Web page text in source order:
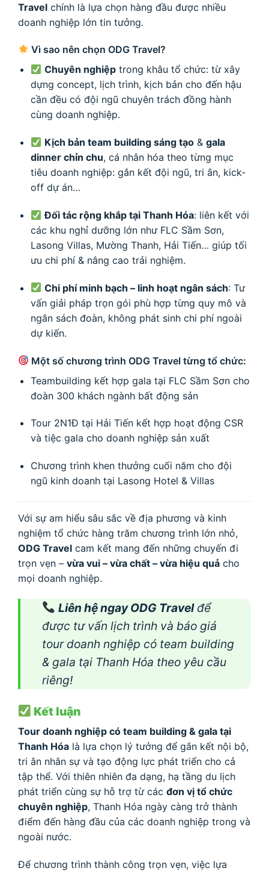
Travel chính là lựa chọn hàng đầu được nhiều
doanh nghiệp lớn tin tưởng.
Vì sao nên chọn ODG Travel?
Chuyên nghiệp trong khâu tổ chức: từ xây
dựng concept, lịch trình, kịch bản cho đến hậu
cần đều có đội ngũ chuyên trách đồng hành
cùng doanh nghiệp.
Kịch bản team building sáng tạo &gala
dinner chỉn chu, cá nhân hóa theo từng mục
tiêu doanh nghiệp: gắn kết đội ngũ, tri ân, kick-
off dự án…
Đối tác rộng khắp tại Thanh Hóa: liên kết với
các khu nghỉ dưỡng lớn như FLC Sầm Sơn,
Lasong Villas, Mường Thanh, Hải Tiến… giúp tối
ưu chi phí & nâng cao trải nghiệm.
Chi phí minh bạch – linh hoạt ngân sách: Tư
vấn giải pháp trọn gói phù hợp từng quy mô và
ngân sách đoàn, không phát sinh chi phí ngoài
dự kiến.
Một số chương trình ODG Travel từng tổ chức:
Teambuilding kết hợp gala tại FLC Sầm Sơn cho
đoàn 300 khách ngành bất động sản
Tour 2N1Đ tại Hải Tiến kết hợp hoạt động CSR
và tiệc gala cho doanh nghiệp sản xuất
Chương trình khen thưởng cuối năm cho đội
ngũ kinh doanh tại Lasong Hotel & Villas
Với sự am hiểu sâu sắc về địa phương và kinh
nghiệm tổ chức hàng trăm chương trình lớn nhỏ,
ODG Travel cam kết mang đến những chuyến đi
trọn vẹn – vừa vui – vừa chất – vừa hiệu quả cho
mọi doanh nghiệp.
Liên hệ ngay ODG Travelđể
được tư vấn lịch trình và báo giá
tour doanh nghiệp có team building
& gala tại Thanh Hóa theo yêu cầu
riêng!
Kết luận
Tour doanh nghiệp có team building & gala tại
Thanh Hóa là lựa chọn lý tưởng để gắn kết nội bộ,
tri ân nhân sự và tạo động lực phát triển cho cả
tập thể. Với thiên nhiên đa dạng, hạ tầng du lịch
phát triển cùng sự hỗ trợ từ các đơn vị tổ chức
chuyên nghiệp, Thanh Hóa ngày càng trở thành
điểm đến hàng đầu của các doanh nghiệp trong và
ngoài nước.
Để chương trình thành công trọn vẹn, việc lựa